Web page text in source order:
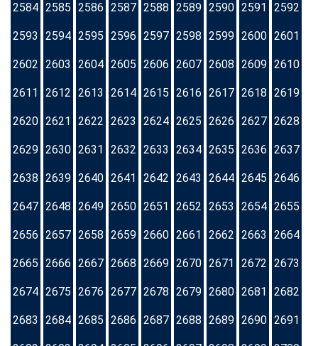
2584 2585 2586 2587 2588 2589 2590 2591 2592
2593 2594 2595 2596 2597 2598 2599 2600 2601
2602 2603 2604 2605 2606 2607 2608 2609 2610
2611 2612 2613 2614 2615 2616 2617 2618 2619
2620 2621 2622 2623 2624 2625 2626 2627 2628
2629 2630 2631 2632 2633 2634 2635 2636 2637
2638 2639 2640 2641 2642 2643 2644 2645 2646
2647 2648 2649 2650 2651 2652 2653 2654 2655
2656 2657 2658 2659 2660 2661 2662 2663 2664
2665 2666 2667 2668 2669 2670 2671 2672 2673
2674 2675 2676 2677 2678 2679 2680 2681 2682
2683 2684 2685 2686 2687 2688 2689 2690 2691